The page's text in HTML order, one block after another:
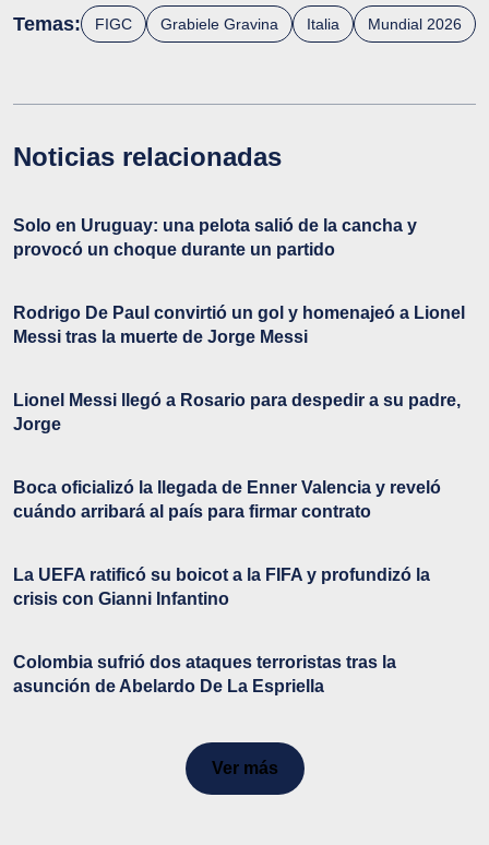
Temas: FIGC Grabiele Gravina Italia Mundial 2026
Noticias relacionadas
Solo en Uruguay: una pelota salió de la cancha y
provocó un choque durante un partido
Rodrigo De Paul convirtió un gol y homenajeó a Lionel
Messi tras la muerte de Jorge Messi
Lionel Messi llegó a Rosario para despedir a su padre,
Jorge
Boca oficializó la llegada de Enner Valencia y reveló
cuándo arribará al país para firmar contrato
La UEFA ratificó su boicot a la FIFA y profundizó la
crisis con Gianni Infantino
Colombia sufrió dos ataques terroristas tras la
asunción de Abelardo De La Espriella
Ver más